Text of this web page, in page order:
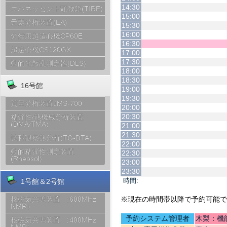
エバネッセント顕微鏡(TIRF)
元素分析装置(EA)
分離用超遠心機CP60E
超遠心機CS120GX
動的光散乱測定器(DLS)
16号館
質量分析装置JMS-700
粘弾性/熱機械分析装置
(DMA/TMA)
試料観察熱分析(TG-DTA)
動的粘弾性測定装置
(Rheosol)
1号館＆2号館
核磁気共鳴装置 （600MHz
NMR）
核磁気共鳴装置 （400MHz
時間:
14:30
15:00
15:30
16:00
16:30
17:00
17:30
18:00
18:30
19:00
19:30
20:00
20:30
21:00
21:30
22:00
22:30
23:00
23:30
※現在の時間帯以降で予約可能
予約システム管理者
木梨：機